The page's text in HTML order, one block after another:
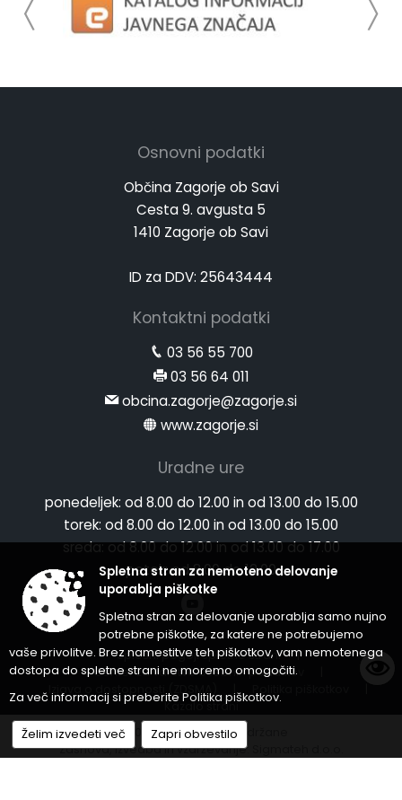
Osnovni podatki
Občina Zagorje ob Savi
Cesta 9. avgusta 5
1410 Zagorje ob Savi
ID za DDV: 25643444
Kontaktni podatki
03 56 55 700
03 56 64 011
obcina.zagorje@zagorje.si
www.zagorje.si
Uradne ure
ponedeljek: od 8.00 do 12.00 in od 13.00 do 15.00
torek: od 8.00 do 12.00 in od 13.00 do 15.00
sreda:od 8.00 do 12.00 in od 13.00 do 17.00
petek:od 8.00 do 12.00
Splošni pogoji spletne strani
|
Center za varstvo osebnih podatkov
Izjava o dostopnosti (ZDSMA)
| Politika piškotkov
Kazalo strani
© 2026 Vse pravice pridržane
Zasnova, izvedba in vzdrževanje: Sigmateh d.o.o.
Spletna stran za nemoteno delovanje
uporablja piškotke
Spletna stran za delovanje uporablja samo nujno
potrebne piškotke, za katere ne potrebujemo
vaše privolitve. Brez namestitve teh piškotkov, vam nemotenega
dostopa do spletne strani ne moremo omogočiti.
Za več informacij si preberite Politika piškotkov.
Želim izvedeti več Zapri obvestilo